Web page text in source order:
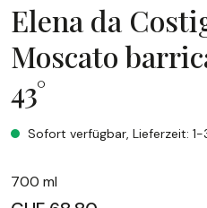
Elena da
Moscato
43°
Elena da Costigliole, Grappa
Sofort verfügbar, Lieferzeit: 1-
700 ml